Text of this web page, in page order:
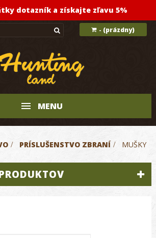
dotazník a získajte zľavu 5%
- (prázdny)
MENU
> PRÍSLUŠENSTVO ZBRANÍ > MUŠKY